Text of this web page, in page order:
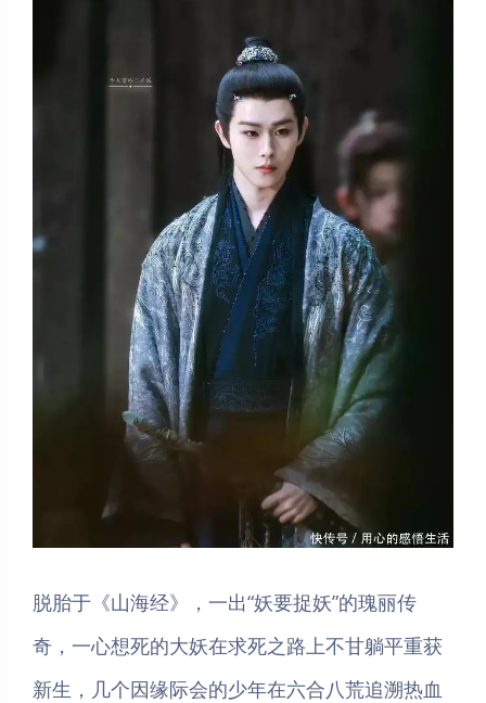
脱胎于《山海经》，一出“妖要捉妖”的瑰丽传
奇，一心想死的大妖在求死之路上不甘躺平重获
新生，几个因缘际会的少年在六合八荒追溯热血